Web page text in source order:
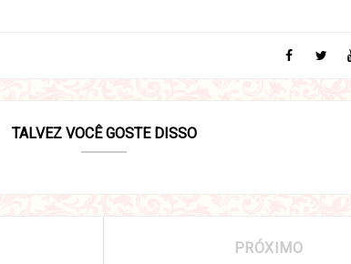
TALVEZ VOCÊ GOSTE DISSO
PRÓXIMO